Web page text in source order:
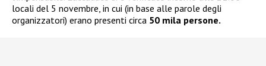
locali del 5 novembre, in cui (in base alle parole degli
organizzatori) erano presenti circa 50 mila persone.